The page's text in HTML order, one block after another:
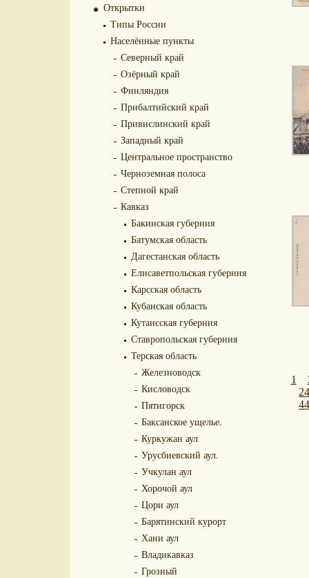
Открытки
Типы России
Населённые пункты
Северный край
Озёрный край
Финляндия
Прибалтийский край
Привислинский край
Западный край
Центральное пространство
Черноземная полоса
Степной край
Кавказ
Бакинская губерния
Батумская область
Дагестанская область
Елисаветпольская губерния
Карсская область
Кубанская область
Кутаисская губерния
Ставропольская губерния
Терская область
Железноводск
Кисловодск
Пятигорск
Баксанское ущелье.
Куркужан аул
Урусбиевский аул.
Учкулан аул
Хорочой аул
Цори аул
Барятинский курорт
Хани аул
Владикавказ
Грозный
1
24
44